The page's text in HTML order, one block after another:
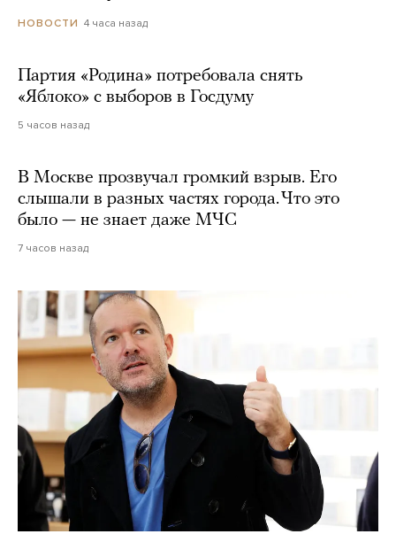
НОВОСТИ 4 часа назад
Партия «Родина» потребовала снять
«Яблоко» с выборов в Госдуму
5 часов назад
В Москве прозвучал громкий взрыв. Его
слышали в разных частях города. Что это
было — не знает даже МЧС
7 часов назад